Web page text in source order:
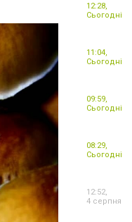
12:28,
Сьогодні
11:04,
Сьогодні
09:59,
Сьогодні
08:29,
Сьогодні
12:52,
4 серпня